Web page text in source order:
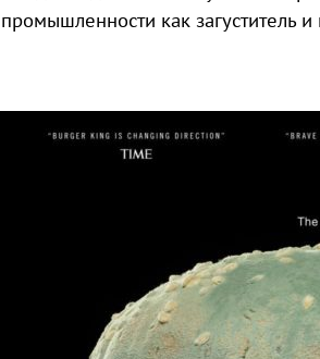
промышленности как загуститель и